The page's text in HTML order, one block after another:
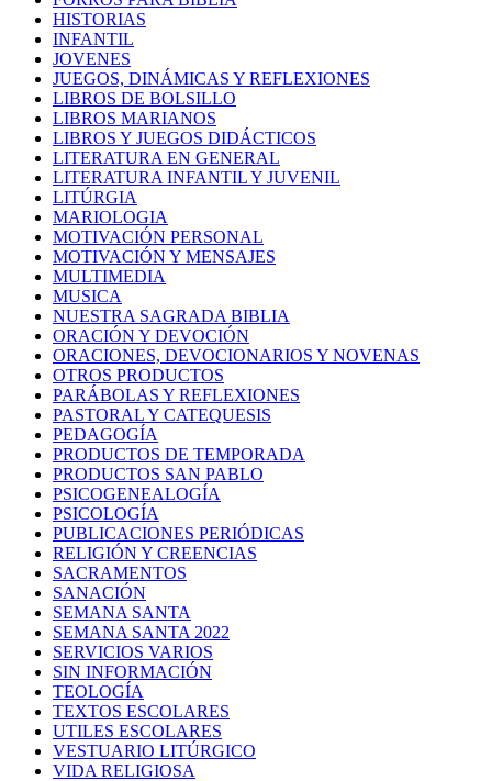
HISTORIAS
INFANTIL
JOVENES
JUEGOS, DINÁMICAS Y REFLEXIONES
LIBROS DE BOLSILLO
LIBROS MARIANOS
LIBROS Y JUEGOS DIDÁCTICOS
LITERATURA EN GENERAL
LITERATURA INFANTIL Y JUVENIL
LITÚRGIA
MARIOLOGIA
MOTIVACIÓN PERSONAL
MOTIVACIÓN Y MENSAJES
MULTIMEDIA
MUSICA
NUESTRA SAGRADA BIBLIA
ORACIÓN Y DEVOCIÓN
ORACIONES, DEVOCIONARIOS Y NOVENAS
OTROS PRODUCTOS
PARÁBOLAS Y REFLEXIONES
PASTORAL Y CATEQUESIS
PEDAGOGÍA
PRODUCTOS DE TEMPORADA
PRODUCTOS SAN PABLO
PSICOGENEALOGÍA
PSICOLOGÍA
PUBLICACIONES PERIÓDICAS
RELIGIÓN Y CREENCIAS
SACRAMENTOS
SANACIÓN
SEMANA SANTA
SEMANA SANTA 2022
SERVICIOS VARIOS
SIN INFORMACIÓN
TEOLOGÍA
TEXTOS ESCOLARES
UTILES ESCOLARES
VESTUARIO LITÚRGICO
VIDA RELIGIOSA